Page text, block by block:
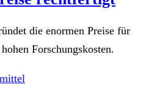
die enormen Preise für
Forschungskosten.